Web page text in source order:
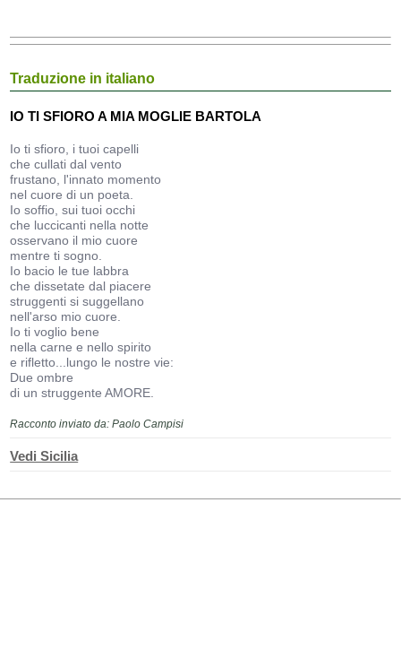
Traduzione in italiano
IO TI SFIORO A MIA MOGLIE BARTOLA
Io ti sfioro, i tuoi capelli
che cullati dal vento
frustano, l'innato momento
nel cuore di un poeta.
Io soffio, sui tuoi occhi
che luccicanti nella notte
osservano il mio cuore
mentre ti sogno.
Io bacio le tue labbra
che dissetate dal piacere
struggenti si suggellano
nell'arso mio cuore.
Io ti voglio bene
nella carne e nello spirito
e rifletto...lungo le nostre vie:
Due ombre
di un struggente AMORE.
Racconto inviato da: Paolo Campisi
Vedi Sicilia